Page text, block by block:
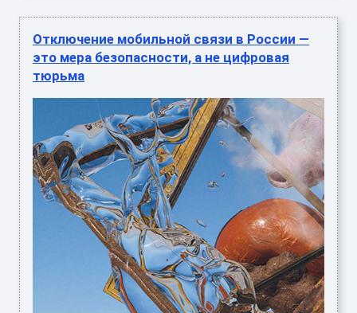
Отключение мобильной связи в России —
это мера безопасности, а не цифровая
тюрьма